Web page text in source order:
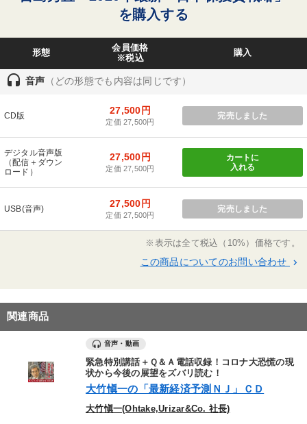
を購入する
形態
会員価格
※税込
購入
headset 音声 （どの形態でも内容は同じです）
CD版 27,500円
定価 27,500円
完売しました
デジタル音声版
（配信＋ダウン
ロード）
27,500円
定価 27,500円
カートに
入れる
USB(音声) 27,500円
定価 27,500円
完売しました
※表示は全て税込（10%）価格です。
この商品についてのお問い合わせ keyboard_arrow_right
関連商品
音声・動画
緊急特別講話＋Ｑ＆Ａ電話収録！コロナ大恐慌の現
状から今後の展望をズバリ読む！
大竹愼一の「最新経済予測ＮＪ」ＣＤ
大竹愼一(Ohtake,Urizar&Co. 社長)